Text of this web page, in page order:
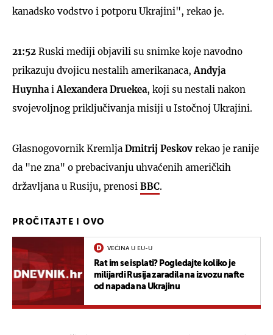
kanadsko vodstvo i potporu Ukrajini", rekao je.
21:52 Ruski mediji objavili su snimke koje navodno
prikazuju dvojicu nestalih amerikanaca,Andyja
HuynhaiAlexandera Druekea, koji su nestali nakon
svojevoljnog priključivanja misiji u Istočnoj Ukrajini.
Glasnogovornik Kremlja Dmitrij Peskov rekao je ranije
da "ne zna" o prebacivanju uhvaćenih američkih
državljana u Rusiju, prenosi BBC.
PROČITAJTE I OVO
VEĆINA U EU-U
Rat im se isplati? Pogledajte koliko je
milijardi Rusija zaradila na izvozu nafte
od napada na Ukrajinu